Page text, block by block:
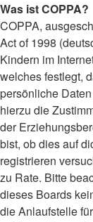
Was ist COPPA?
COPPA,
Act of 1998
Kindern im
welches festlegt,
persönliche
hierzu die
der
bist, ob dies auf
registrieren
zu Rate. Bitte
dieses Boards
die Anlaufstelle